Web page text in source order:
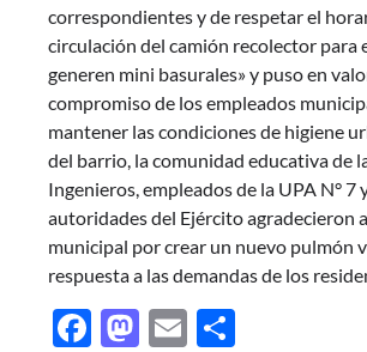
correspondientes y de respetar el
circulación del camión recolector para
generen mini basurales» y puso en
compromiso de los empleados
mantener las condiciones de higiene
del barrio, la comunidad educativa de
Ingenieros, empleados de la UPA N° 7
autoridades del Ejército agradecieron
municipal por crear un nuevo pulmón
respuesta a las demandas de los
Facebook
Mastodon
Email